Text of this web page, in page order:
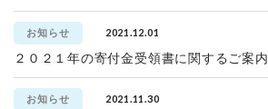
お知らせ 2021.12.01
２０２１年の寄付金受領書に関するご案内
お知らせ 2021.11.30